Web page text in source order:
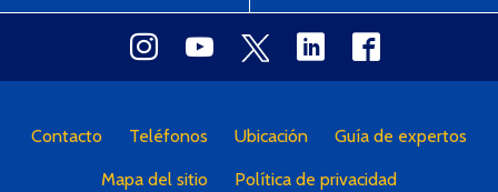
Contacto Teléfonos Ubicación Guía de expertos
Mapa del sitio Política de privacidad